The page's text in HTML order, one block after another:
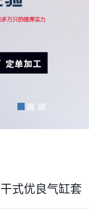
干式优良气缸套